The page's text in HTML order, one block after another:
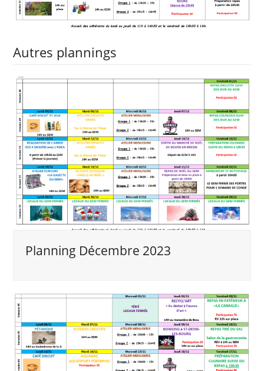
Autres plannings
Planning Décembre 2023